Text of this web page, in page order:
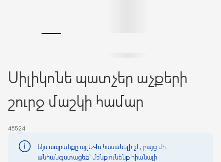
Սիլիկոնե պատչեր աչքերի
շուրջ մաշկի համար
48524
Այս ապրանքը այլևս հասանելի չէ, բայց մի
անհանգստացեք՝ մենք ունենք հիանալի